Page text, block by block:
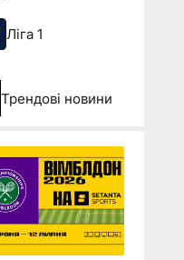
Ліга 1
Трендові новини